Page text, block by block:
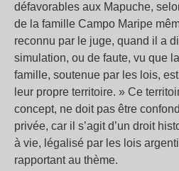
défavorables aux Mapuche,
de la famille Campo Maripe
reconnu par le juge, quand il a
simulation, ou de faute, vu que
famille, soutenue par les lois,
leur propre territoire. » Ce
concept, ne doit pas être
privée, car il s’agit d’un droit
à vie, légalisé par les lois
rapportant au thème.